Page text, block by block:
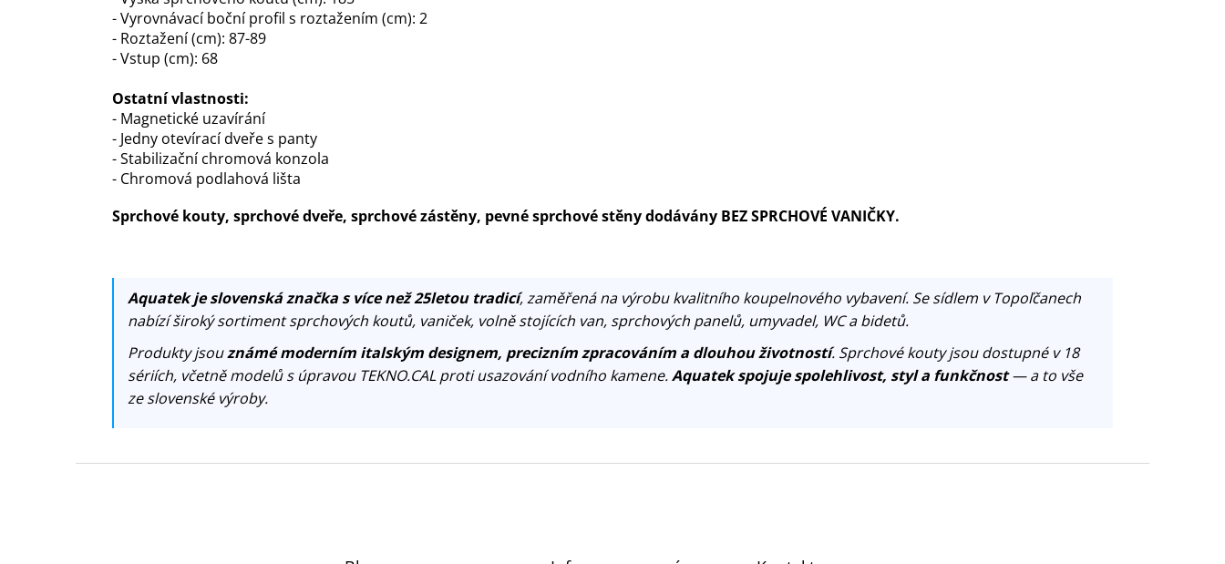
- Vyrovnávací boční profil s roztažením (cm): 2
- Roztažení (cm): 87-89
- Vstup (cm): 68
Ostatní vlastnosti:
- Magnetické uzavírání
- Jedny otevírací dveře s panty
- Stabilizační chromová konzola
- Chromová podlahová lišta
Sprchové kouty, sprchové dveře, sprchové zástěny, pevné sprchové stěny dodávány BEZ SPRCHOVÉ VANIČKY.
Aquatek je slovenská značka s více než 25letou tradicí, zaměřená na výrobu kvalitního koupelnového vybavení. Se sídlem v Topoľčanech
nabízí široký sortiment sprchových koutů, vaniček, volně stojících van, sprchových panelů, umyvadel, WC a bidetů.
Produkty jsouznámé moderním italským designem, precizním zpracováním a dlouhou životností. Sprchové kouty jsou dostupné v 18
sériích, včetně modelů s úpravou TEKNO.CAL proti usazování vodního kamene.Aquatek spojuje spolehlivost, styl a funkčnost— a to vše
ze slovenské výroby.